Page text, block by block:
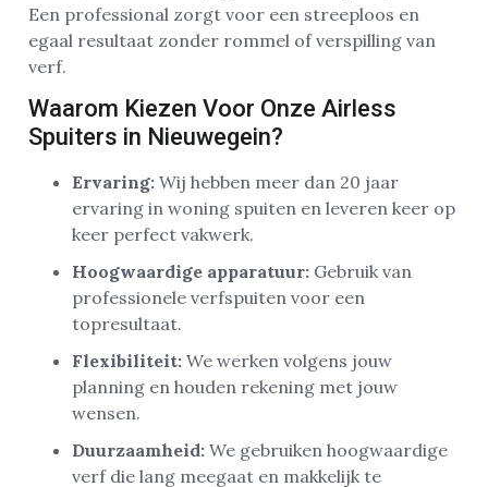
Een professional zorgt voor een streeploos en
egaal resultaat zonder rommel of verspilling van
verf.
Waarom Kiezen Voor Onze Airless
Spuiters in Nieuwegein?
Ervaring: Wij hebben meer dan 20 jaar
ervaring in woning spuiten en leveren keer op
keer perfect vakwerk.
Hoogwaardige apparatuur: Gebruik van
professionele verfspuiten voor een
topresultaat.
Flexibiliteit: We werken volgens jouw
planning en houden rekening met jouw
wensen.
Duurzaamheid: We gebruiken hoogwaardige
verf die lang meegaat en makkelijk te